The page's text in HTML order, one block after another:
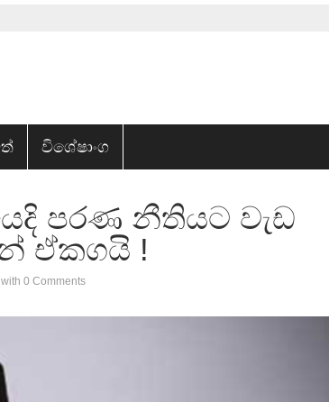
විශේෂාංග
පරණ නීතියට වැඩ
ඒකගයි !
with 0 Comments